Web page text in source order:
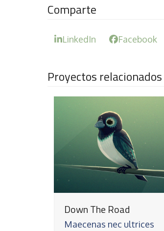
Comparte
LinkedIn Facebook
Proyectos relacionados
Down The Road
Maecenas nec ultrices